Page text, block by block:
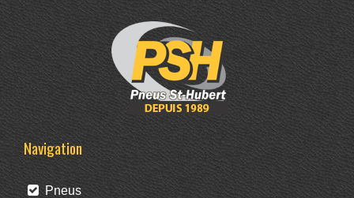
Navigation
Pneus